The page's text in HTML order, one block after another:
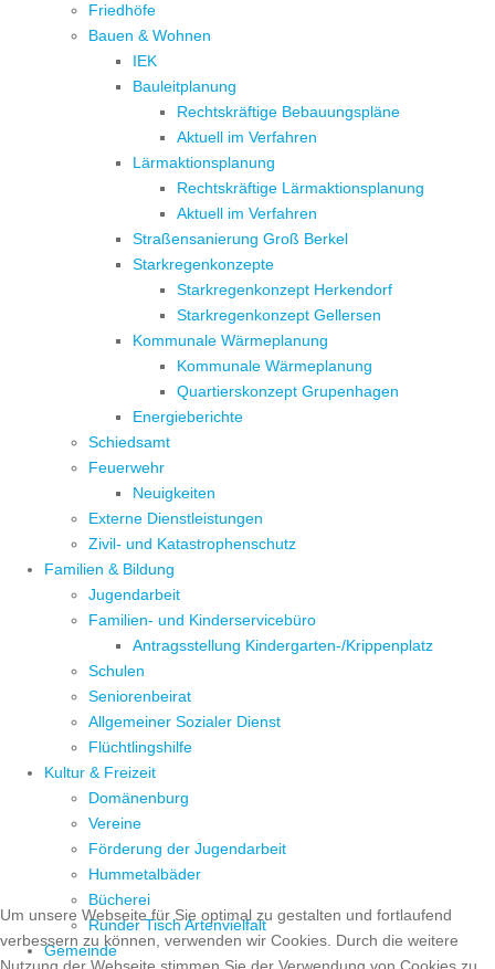
Friedhöfe
Bauen & Wohnen
IEK
Bauleitplanung
Rechtskräftige Bebauungspläne
Aktuell im Verfahren
Lärmaktionsplanung
Rechtskräftige Lärmaktionsplanung
Aktuell im Verfahren
Straßensanierung Groß Berkel
Starkregenkonzepte
Starkregenkonzept Herkendorf
Starkregenkonzept Gellersen
Kommunale Wärmeplanung
Kommunale Wärmeplanung
Quartierskonzept Grupenhagen
Energieberichte
Schiedsamt
Feuerwehr
Neuigkeiten
Externe Dienstleistungen
Zivil- und Katastrophenschutz
Familien & Bildung
Jugendarbeit
Familien- und Kinderservicebüro
Antragsstellung Kindergarten-/Krippenplatz
Schulen
Seniorenbeirat
Allgemeiner Sozialer Dienst
Flüchtlingshilfe
Kultur & Freizeit
Domänenburg
Vereine
Förderung der Jugendarbeit
Hummetalbäder
Bücherei
Runder Tisch Artenvielfalt
Gemeinde
Um unsere Webseite für Sie optimal zu gestalten und fortlaufend
verbessern zu können, verwenden wir Cookies. Durch die weitere